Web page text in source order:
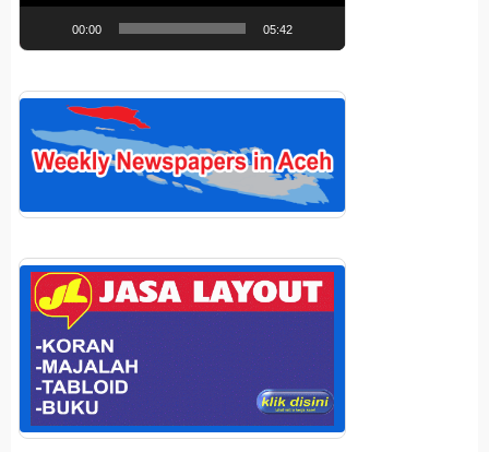
00:00 05:42